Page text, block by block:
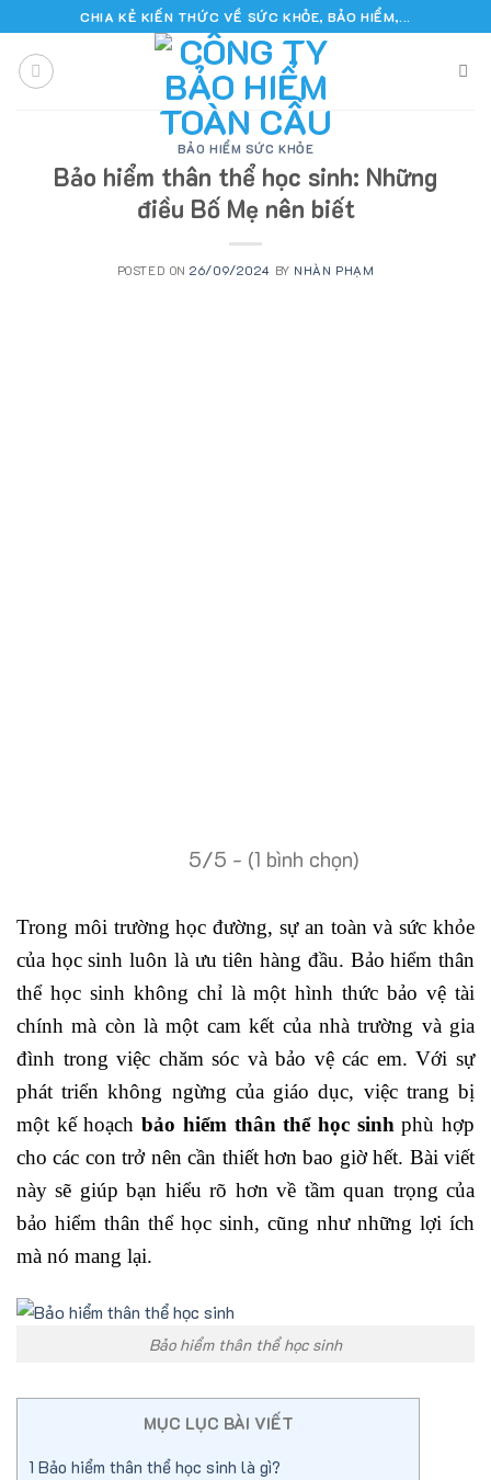
to
content
CHIA KẺ KIẾN THỨC VỀ SỨC KHỎE, BẢO HIỂM,...
BẢO HIỂM SỨC KHỎE
Bảo hiểm thân thể học sinh: Những
điều Bố Mẹ nên biết
POSTED ON26/09/2024 BY NHÀN PHẠM
5/5 - (1 bình chọn)
Trong môi trường học đường, sự an toàn và sức khỏe
của học sinh luôn là ưu tiên hàng đầu. Bảo hiểm thân
thể học sinh không chỉ là một hình thức bảo vệ tài
chính mà còn là một cam kết của nhà trường và gia
đình trong việc chăm sóc và bảo vệ các em. Với sự
phát triển không ngừng của giáo dục, việc trang bị
một kế hoạchbảo hiểm thân thể học sinh phù hợp
cho các con trở nên cần thiết hơn bao giờ hết. Bài viết
này sẽ giúp bạn hiểu rõ hơn về tầm quan trọng của
bảo hiểm thân thể học sinh, cũng như những lợi ích
mà nó mang lại.
Bảo hiểm thân thể học sinh
MỤC LỤC BÀI VIẾT
1 Bảo hiểm thân thể học sinh là gì?